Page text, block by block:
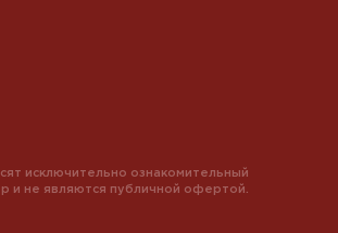
исключительно ознакомительный
и не являются публичной офертой.